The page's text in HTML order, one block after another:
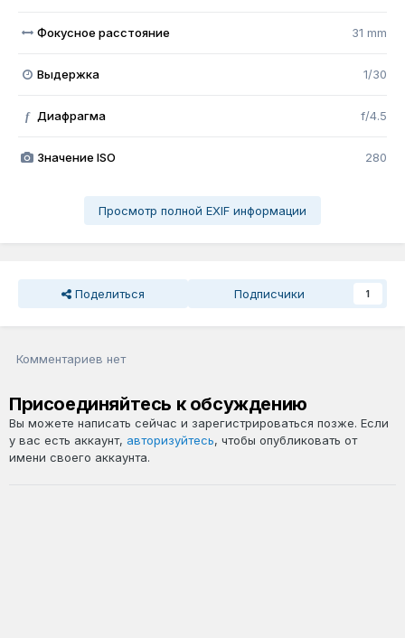
Фокусное расстояние 31 mm
Выдержка 1/30
f Диафрагма f/4.5
Значение ISO 280
Просмотр полной EXIF информации
Поделиться Подписчики 1
Комментариев нет
Присоединяйтесь к обсуждению
Вы можете написать сейчас и зарегистрироваться позже. Если
у вас есть аккаунт, авторизуйтесь, чтобы опубликовать от
имени своего аккаунта.